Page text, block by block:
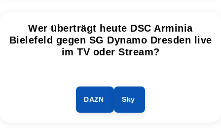
Wer überträgt heute DSC Arminia
Bielefeld gegen SG Dynamo Dresden live
im TV oder Stream?
DAZN Sky